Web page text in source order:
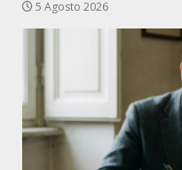
5 Agosto 2026